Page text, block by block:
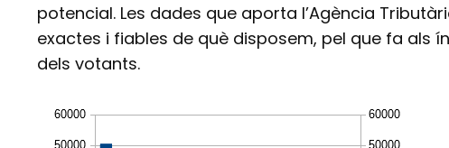
potencial. Les dades que aporta l’Agència
exactes i fiables de què disposem, pel que fa als
dels votants.